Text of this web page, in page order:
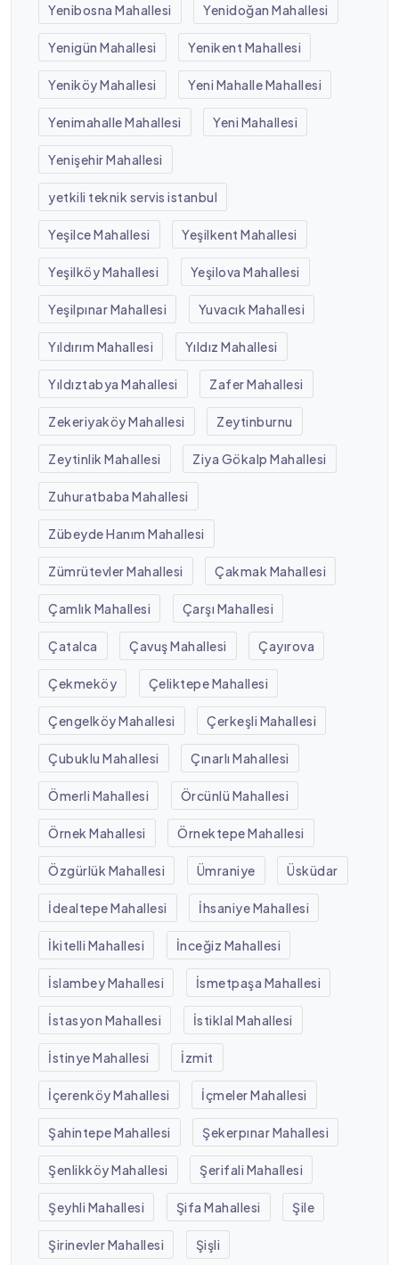
Yenibosna Mahallesi Yenidoğan Mahallesi
Yenigün Mahallesi Yenikent Mahallesi
Yeniköy Mahallesi Yeni Mahalle Mahallesi
Yenimahalle Mahallesi Yeni Mahallesi
Yenişehir Mahallesi
yetkili teknik servis istanbul
Yeşilce Mahallesi Yeşilkent Mahallesi
Yeşilköy Mahallesi Yeşilova Mahallesi
Yeşilpınar Mahallesi Yuvacık Mahallesi
Yıldırım Mahallesi Yıldız Mahallesi
Yıldıztabya Mahallesi Zafer Mahallesi
Zekeriyaköy Mahallesi Zeytinburnu
Zeytinlik Mahallesi Ziya Gökalp Mahallesi
Zuhuratbaba Mahallesi
Zübeyde Hanım Mahallesi
Zümrütevler Mahallesi Çakmak Mahallesi
Çamlık Mahallesi Çarşı Mahallesi
Çatalca Çavuş Mahallesi Çayırova
Çekmeköy Çeliktepe Mahallesi
Çengelköy Mahallesi Çerkeşli Mahallesi
Çubuklu Mahallesi Çınarlı Mahallesi
Ömerli Mahallesi Örcünlü Mahallesi
Örnek Mahallesi Örnektepe Mahallesi
Özgürlük Mahallesi Ümraniye Üsküdar
İdealtepe Mahallesi İhsaniye Mahallesi
İkitelli Mahallesi İnceğiz Mahallesi
İslambey Mahallesi İsmetpaşa Mahallesi
İstasyon Mahallesi İstiklal Mahallesi
İstinye Mahallesi İzmit
İçerenköy Mahallesi İçmeler Mahallesi
Şahintepe Mahallesi Şekerpınar Mahallesi
Şenlikköy Mahallesi Şerifali Mahallesi
Şeyhli Mahallesi Şifa Mahallesi Şile
Şirinevler Mahallesi Şişli